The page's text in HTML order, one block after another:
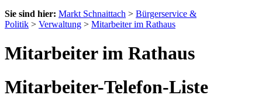
Sie sind hier: Markt Schnaittach > Bürgerservice &
Politik > Verwaltung > Mitarbeiter im Rathaus
Mitarbeiter im Rathaus
Mitarbeiter-Telefon-Liste